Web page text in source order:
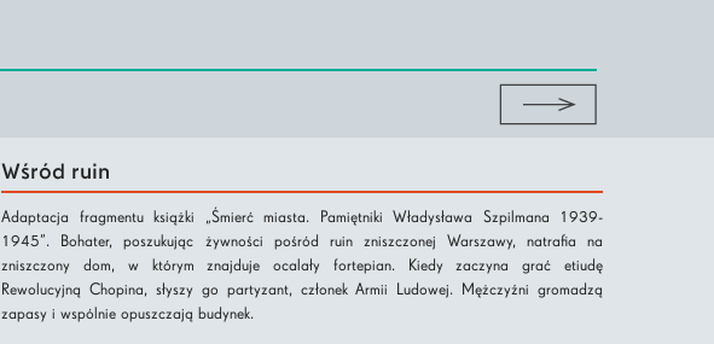
Wśród ruin
Adaptacja fragmentu książki „Śmierć miasta. Pamiętniki Władysława Szpilmana 1939-
1945”. Bohater, poszukując żywności pośród ruin zniszczonej Warszawy, natrafia na
zniszczony dom, w którym znajduje ocalały fortepian. Kiedy zaczyna grać etiudę
Rewolucyjną Chopina, słyszy go partyzant, członek Armii Ludowej. Mężczyźni gromadzą
zapasy i wspólnie opuszczają budynek.